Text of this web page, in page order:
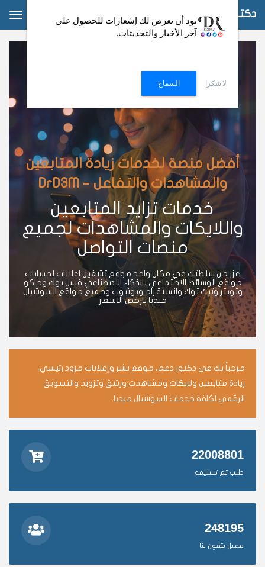
دكتور دعم
أفضل منصة لخدمات زيادة المتابعين
والمشاهدات والتفاعل – DrD3M
خدمات تزايد المتابعين
واللايكات والمشاهدات لجميع
منصات التواصل
عزز من سلطتك في مكان واحد موقع تشغيل اعلانات لحسابات
مواقع الوسائط الاجتماعي بالذكاء الاصطناعي فيس بوك وجاكو
وتويتر وتيك توك وانستقرام ويوتيوب وجميع مواقع السوشيال
ميديا بارخص الاسعار
مرحباً بك في دكتور دعم، موقع نشر وإعلانات مزود رئيسي،
زيادة متابعين ولايكات ومشاهدت ورشق وتزويد والتسويق
الرقمي لكافة خدمات السوشيال ميديا.
22008801
طلب تم تسليمه
248195
عميل يثقون بنا
نود أن نعرض لك إشعارات للحصول على
آخر الأخبار والتحديثات.
لا شكرا السماح